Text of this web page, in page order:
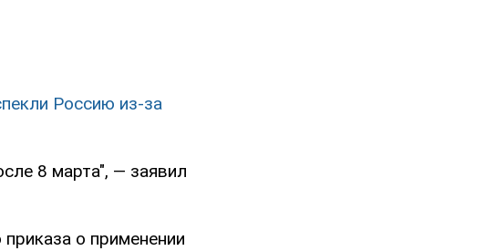
Россию из-за
8 марта", — заявил
о применении